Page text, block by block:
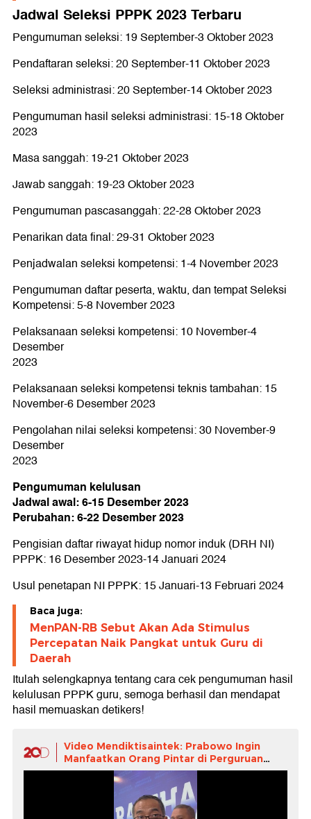
Jadwal Seleksi PPPK 2023 Terbaru
Pengumuman seleksi: 19 September-3 Oktober 2023
Pendaftaran seleksi: 20 September-11 Oktober 2023
Seleksi administrasi: 20 September-14 Oktober 2023
Pengumuman hasil seleksi administrasi: 15-18 Oktober
2023
Masa sanggah: 19-21 Oktober 2023
Jawab sanggah: 19-23 Oktober 2023
Pengumuman pascasanggah: 22-28 Oktober 2023
Penarikan data final: 29-31 Oktober 2023
Penjadwalan seleksi kompetensi: 1-4 November 2023
Pengumuman daftar peserta, waktu, dan tempat Seleksi
Kompetensi: 5-8 November 2023
Pelaksanaan seleksi kompetensi: 10 November-4
Desember
2023
Pelaksanaan seleksi kompetensi teknis tambahan: 15
November-6 Desember 2023
Pengolahan nilai seleksi kompetensi: 30 November-9
Desember
2023
Pengumuman kelulusan
Jadwal awal: 6-15 Desember 2023
Perubahan: 6-22 Desember 2023
Pengisian daftar riwayat hidup nomor induk (DRH NI)
PPPK: 16 Desember 2023-14 Januari 2024
Usul penetapan NI PPPK: 15 Januari-13 Februari 2024
Baca juga:
MenPAN-RB Sebut Akan Ada Stimulus
Percepatan Naik Pangkat untuk Guru di
Daerah
Itulah selengkapnya tentang cara cek pengumuman hasil
kelulusan PPPK guru, semoga berhasil dan mendapat
hasil memuaskan detikers!
Video Mendiktisaintek: Prabowo Ingin
Manfaatkan Orang Pintar di Perguruan
Tinggi